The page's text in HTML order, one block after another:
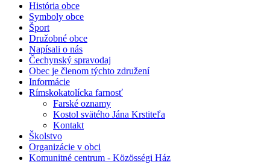
História obce
Symboly obce
Šport
Družobné obce
Napísali o nás
Čechynský spravodaj
Obec je členom týchto združení
Informácie
Rímskokatolícka farnosť
Farské oznamy
Kostol svätého Jána Krstiteľa
Kontakt
Školstvo
Organizácie v obci
Komunitné centrum - Közösségi Ház